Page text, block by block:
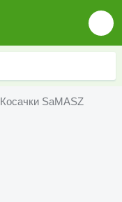
Косачки SaMASZ